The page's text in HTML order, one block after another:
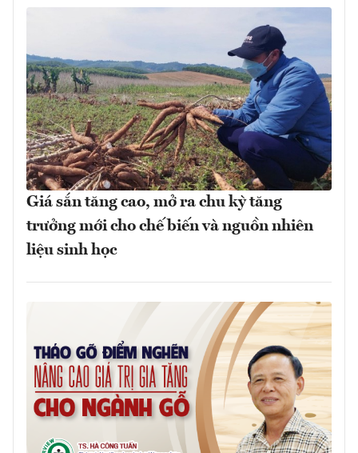
Giá sắn tăng cao, mở ra chu kỳ tăng
trưởng mới cho chế biến và nguồn nhiên
liệu sinh học